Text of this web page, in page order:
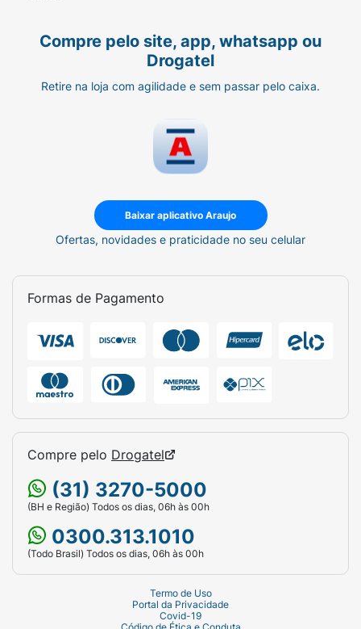
Compre pelo site, app, whatsapp ou
Drogatel
Retire na loja com agilidade e sem passar pelo caixa.
Baixar aplicativo Araujo
Ofertas, novidades e praticidade no seu celular
Formas de Pagamento
Compre pelo Drogatel
(31) 3270-5000
(BH e Região) Todos os dias, 06h às 00h
0300.313.1010
(Todo Brasil) Todos os dias, 06h às 00h
Termo de Uso
Portal da Privacidade
Covid-19